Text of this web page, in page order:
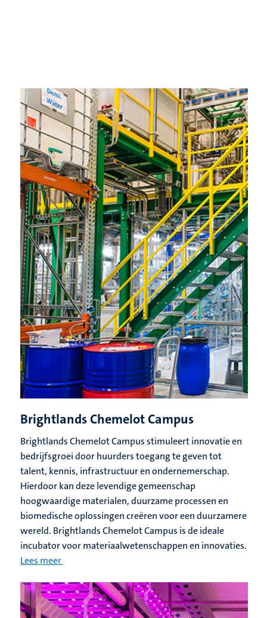
Brightlands Chemelot Campus
Brightlands Chemelot Campus stimuleert innovatie en
bedrijfsgroei door huurders toegang te geven tot
talent, kennis, infrastructuur en ondernemerschap.
Hierdoor kan deze levendige gemeenschap
hoogwaardige materialen, duurzame processen en
biomedische oplossingen creëren voor een duurzamere
wereld. Brightlands Chemelot Campus is de ideale
incubator voor materiaalwetenschappen en innovaties.
Lees meer